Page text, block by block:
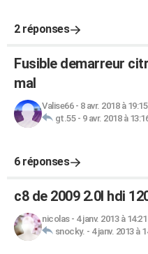
2 réponses
Fusible demarreur
mal
Valise66- 8 avr. 2018 à 19:15
gt.55- 9 avr. 2018 à
6 réponses
c8 de 2009 2.0l hdi
nicolas- 4 janv. 2013 à 14:21
snocky. - 4 janv. 2013 à